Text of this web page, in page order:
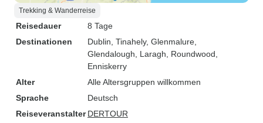
Trekking & Wanderreise
Reisedauer
8 Tage
Destinationen
Dublin , Tinahely, Glenmalure
Glendalough , Laragh , Roundwood
Enniskerry
Alter
Alle Altersgruppen willkommen
Sprache
Deutsch
Reiseveranstalter DERTOUR